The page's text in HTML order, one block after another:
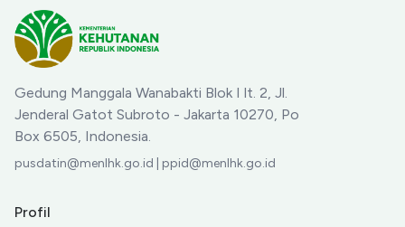
Gedung Manggala Wanabakti Blok I lt. 2, Jl.
Jenderal Gatot Subroto - Jakarta 10270, Po
Box 6505, Indonesia.
pusdatin@menlhk.go.id | ppid@menlhk.go.id
Profil